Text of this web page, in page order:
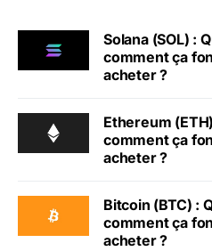
Solana (SOL) :
comment ça
acheter ?
Ethereum
comment ça
acheter ?
Bitcoin (BTC) :
comment ça
acheter ?